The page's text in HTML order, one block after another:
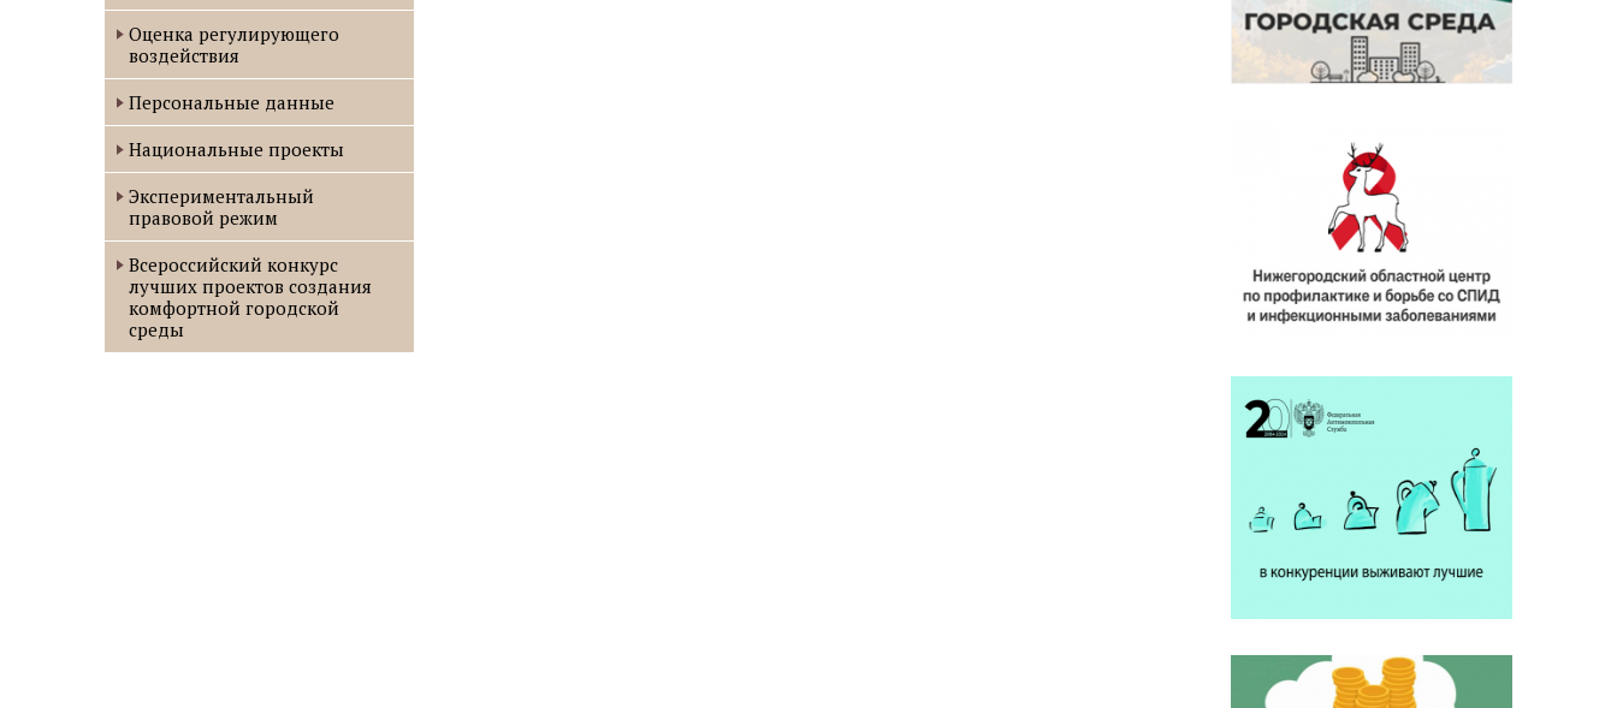
Оценка регулирующего
воздействия
Персональные данные
Национальные проекты
Экспериментальный
правовой режим
Всероссийский конкурс
лучших проектов создания
комфортной городской
среды